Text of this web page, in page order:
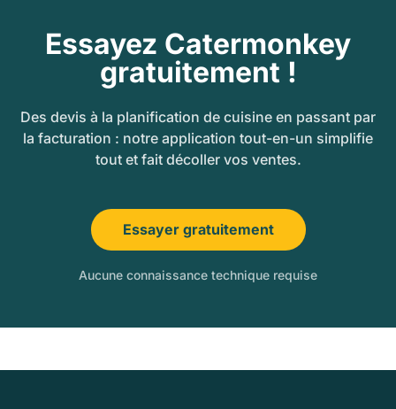
Essayez Catermonkey
gratuitement !
Des devis à la planification de cuisine en passant par
la facturation : notre application tout-en-un simplifie
tout et fait décoller vos ventes.
Essayer gratuitement
Aucune connaissance technique requise